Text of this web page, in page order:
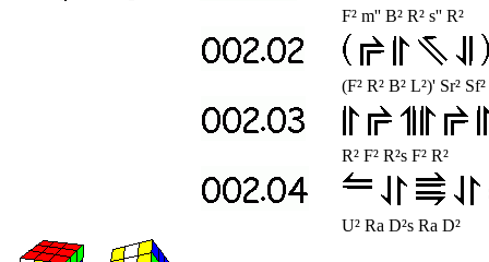
F² m'' B² R² s'' R²
(F² R² B² L²)' Sr² Sf²
R² F² R²s F² R²
U² Ra D²s Ra D²